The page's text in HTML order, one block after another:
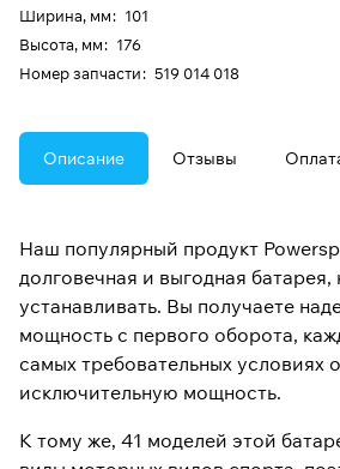
Ширина, мм: 101
Высота, мм: 176
Номер запчасти: 519 014 018
Описание Отзывы
Наш популярный продукт
долговечная и выгодная
устанавливать. Вы получаете
мощность с первого оборота,
самых требовательных условиях
исключительную мощность.
К тому же, 41 моделей этой